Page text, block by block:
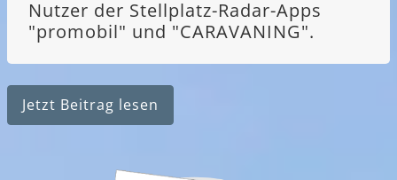
Nutzer der Stellplatz-Radar-Apps
"promobil" und "CARAVANING".
Jetzt Beitrag lesen